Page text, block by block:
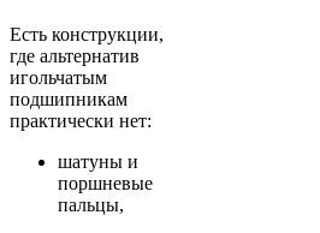
Есть конструкции,
где альтернатив
игольчатым
подшипникам
практически нет:
шатуны и
поршневые
пальцы,